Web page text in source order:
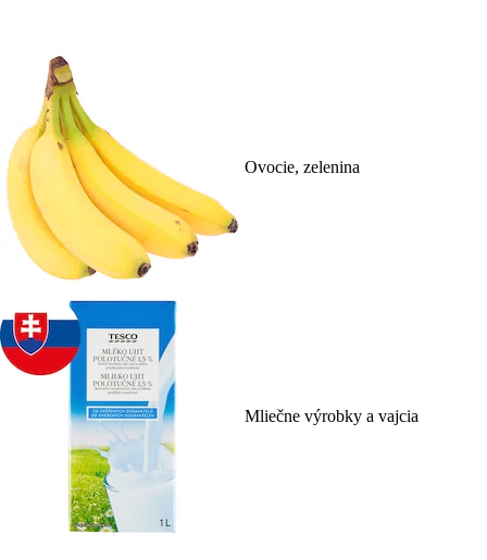
Ovocie, zelenina
Mliečne výrobky a vajcia